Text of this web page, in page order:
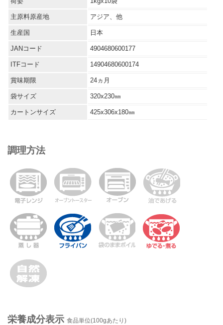
主原料原産地 アジア、他
生産国 日本
JANコード 4904680600177
ITFコード 14904680600174
賞味期限 24ヵ月
袋サイズ 320x230㎜
カートンサイズ 425x306x180㎜
調理方法
栄養成分表示 食品単位(100gあたり)